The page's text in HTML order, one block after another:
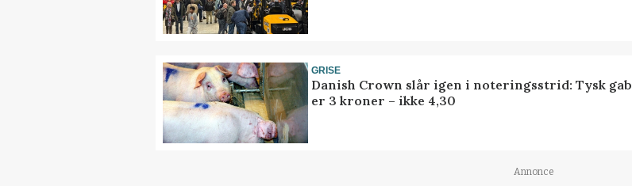
GRISE
Danish Crown slår igen i noteringsstrid: Tysk gab
er 3 kroner – ikke 4,30
Annonce